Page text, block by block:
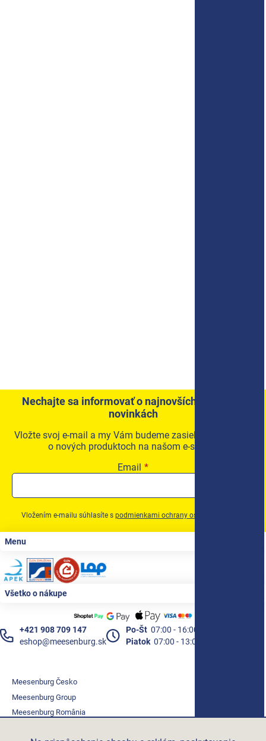
Nechajte sa informovať o najnovších akciách a
novinkách
Vložte svoj e-mail a my Vám budeme zasielať informácie
o nových produktoch na našom e-shope.
Email
Vložením e-mailu súhlasíte s podmienkami ochrany osobných údajov
Zápätie
Menu
Všetko o nákupe
+421 908 709 147
eshop@meesenburg.sk
Po-Št 07:00 - 16:00
Piatok 07:00 - 13:00
Meesenburg Česko
Meesenburg Group
Meesenburg România